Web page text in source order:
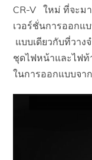
CR-V ใหม่ ที่จะมา
เวอร์ชั่นการออกแ
แบบเดียวกับที่วาง
ชุดไฟหน้าและไฟ
ในการออกแบบจา